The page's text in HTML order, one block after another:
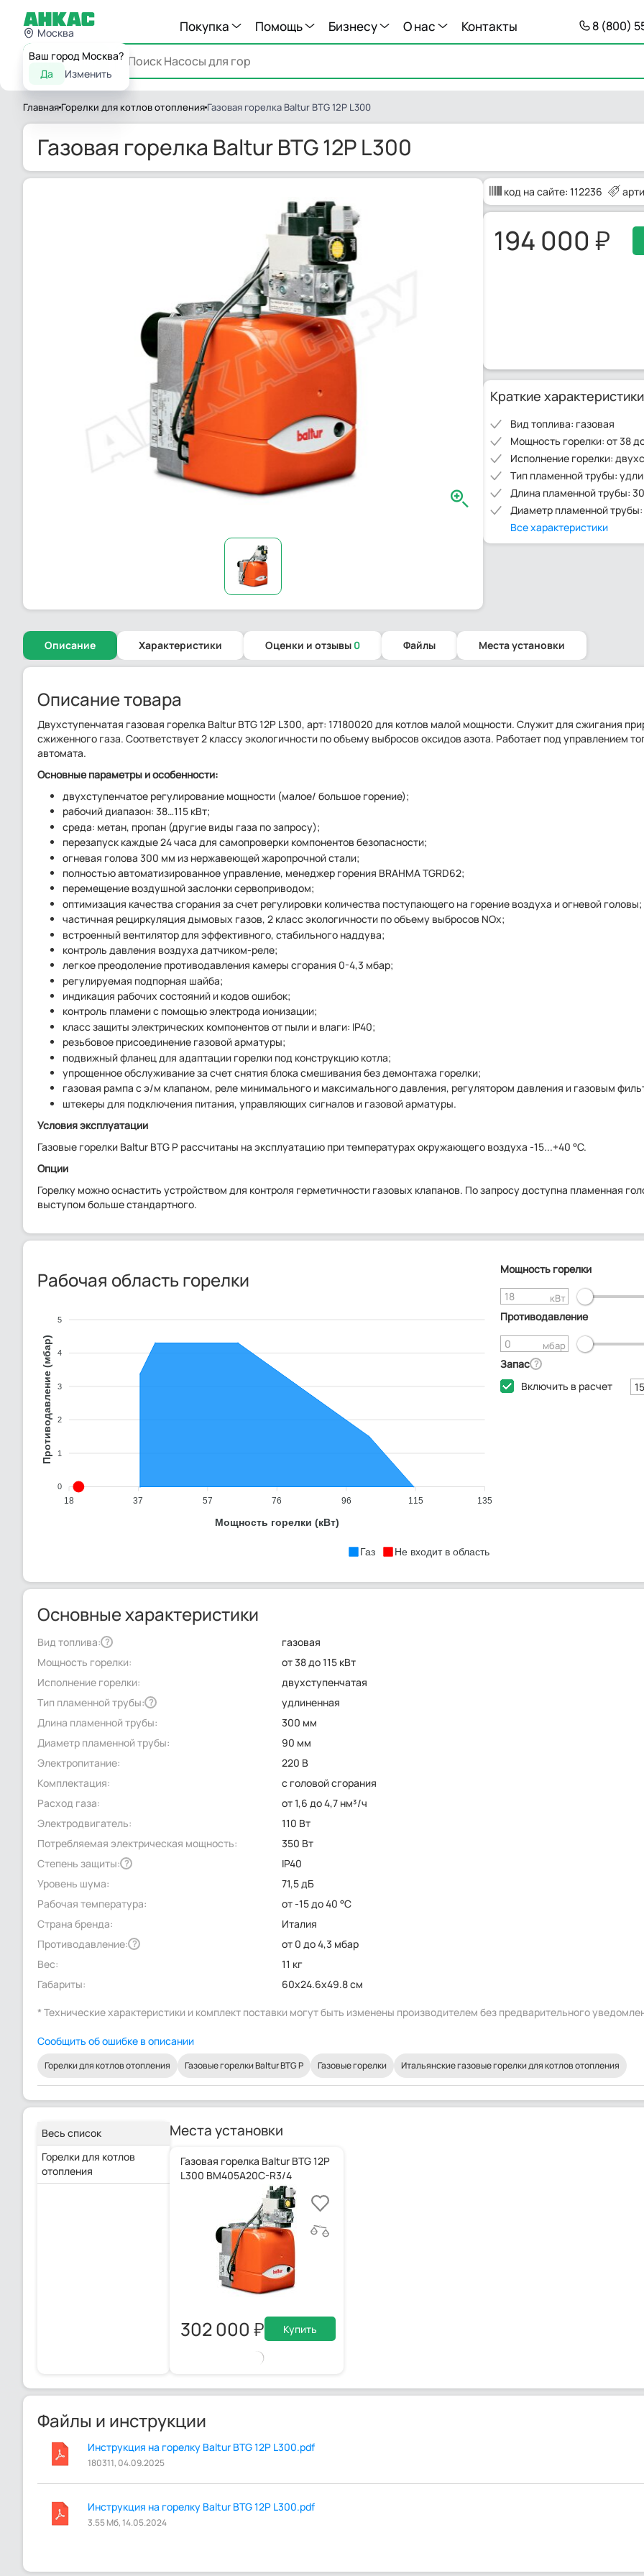
Москва
Ваш город Москва?
Да
Изменить
Покупка Помощь Бизнесу О нас Контакты 8 (800)
Каталог
Главная Горелки для котлов отопления Газовая горелка Baltur BTG 12P L300
Газовая горелка Baltur BTG 12P L300
код на сайте: 112236
194 000
Краткие характеристики
Вид топлива: газовая
Мощность горелки: от 38
Исполнение горелки:
Тип пламенной трубы:
Длина пламенной трубы:
Диаметр пламенной
Все характеристики
Описание Характеристики Оценки и отзывы 0 Файлы Места установки
Описание товара
Двухступенчатая газовая горелка Baltur BTG 12P L300, арт: 17180020 для котлов малой мощности. Служит для сжигания
сжиженного газа. Соответствует 2 классу экологичности по объему выбросов оксидов азота. Работает под управлением
автомата.
Основные параметры и особенности:
двухступенчатое регулирование мощности (малое/ большое горение);
рабочий диапазон: 38…115 кВт;
среда: метан, пропан (другие виды газа по запросу);
перезапуск каждые 24 часа для самопроверки компонентов безопасности;
огневая голова 300 мм из нержавеющей жаропрочной стали;
полностью автоматизированное управление, менеджер горения BRAHMA TGRD62;
перемещение воздушной заслонки сервоприводом;
оптимизация качества сгорания за счет регулировки количества поступающего на горение воздуха и огневой головы;
частичная рециркуляция дымовых газов, 2 класс экологичности по объему выбросов NOx;
встроенный вентилятор для эффективного, стабильного наддува;
контроль давления воздуха датчиком-реле;
легкое преодоление противодавления камеры сгорания 0-4,3 мбар;
регулируемая подпорная шайба;
индикация рабочих состояний и кодов ошибок;
контроль пламени с помощью электрода ионизации;
класс защиты электрических компонентов от пыли и влаги: IP40;
резьбовое присоединение газовой арматуры;
подвижный фланец для адаптации горелки под конструкцию котла;
упрощенное обслуживание за счет снятия блока смешивания без демонтажа горелки;
газовая рампа с э/м клапаном, реле минимального и максимального давления, регулятором давления и газовым
штекеры для подключения питания, управляющих сигналов и газовой арматуры.
Условия эксплуатации
Газовые горелки Baltur BTG P рассчитаны на эксплуатацию при температурах окружающего воздуха -15...+40 °C.
Опции
Горелку можно оснастить устройством для контроля герметичности газовых клапанов. По запросу доступна пламенная
выступом больше стандартного.
Рабочая область горелки
5
4
3
2
1
0
Противодавление (мбар)
18 37 57 76 96 115 135
Мощность горелки (кВт)
Газ Не входит в область
Мощность горелки
кВт
Противодавление
мбар
Запас ?
Включить в расчет
Основные характеристики
Вид топлива: ?
газовая
Мощность горелки:
от 38 до 115 кВт
Исполнение горелки:
двухступенчатая
Тип пламенной трубы: ?
удлиненная
Длина пламенной трубы:
300 мм
Диаметр пламенной трубы:
90 мм
Электропитание:
220 В
Комплектация:
с головой сгорания
Расход газа:
от 1,6 до 4,7 нм³/ч
Электродвигатель:
110 Вт
Потребляемая электрическая мощность:
350 Вт
Степень защиты: ?
IP40
Уровень шума:
71,5 дБ
Рабочая температура:
от -15 до 40 °C
Страна бренда:
Италия
Противодавление: ?
от 0 до 4,3 мбар
Вес:
11 кг
Габариты:
60x24.6x49.8 см
* Технические характеристики и комплект поставки могут быть изменены производителем без предварительного
Сообщить об ошибке в описании
Горелки для котлов отопления Газовые горелки Baltur BTG P Газовые горелки Итальянские газовые горелки для котлов отопления
Весь список
Горелки для котлов
отопления
Места установки
Газовая горелка Baltur BTG 12P
L300 BM405A20C-R3/4
302 000 Купить
Файлы и инструкции
Инструкция на горелку Baltur BTG 12P L300.pdf
180311, 04.09.2025
Инструкция на горелку Baltur BTG 12P L300.pdf
3.55 Мб, 14.05.2024